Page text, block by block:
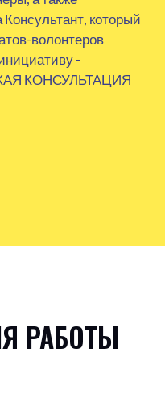
который
волонтеров
-
КОНСУЛЬТАЦИЯ
РАБОТЫ